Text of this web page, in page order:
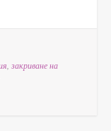
закриване на